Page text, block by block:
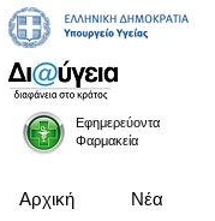
Εφημερεύοντα
Φαρμακεία
Αρχική Νέα